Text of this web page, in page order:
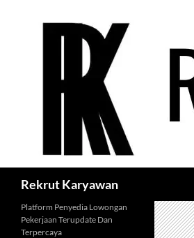
Rekrut Karyawan
Platform Penyedia Lowongan
Pekerjaan Terupdate Dan
Terpercaya